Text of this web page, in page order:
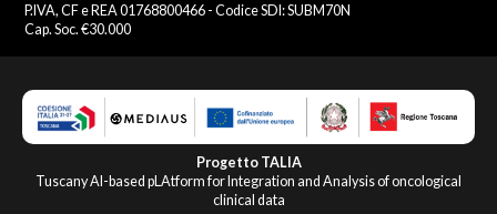
P.IVA, CF e REA 01768800466 - Codice SDI: SUBM70N
Cap. Soc. €30.000
Progetto TALIA
Tuscany AI-based pLAtform for Integration and Analysis of oncological
clinical data